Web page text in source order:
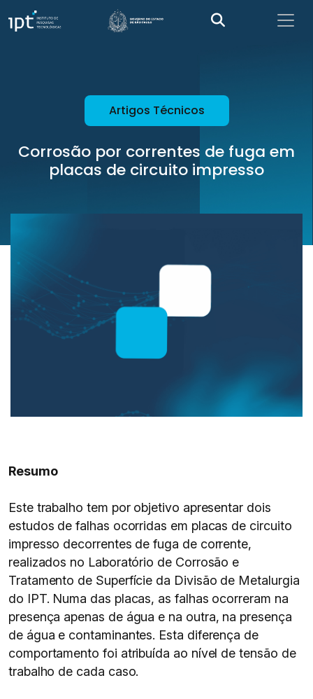
Artigos Técnicos
Corrosão por correntes de fuga em
placas de circuito impresso
Resumo
Este trabalho tem por objetivo apresentar dois
estudos de falhas ocorridas em placas de circuito
impresso decorrentes de fuga de corrente,
realizados no Laboratório de Corrosão e
Tratamento de Superfície da Divisão de Metalurgia
do IPT. Numa das placas, as falhas ocorreram na
presença apenas de água e na outra, na presença
de água e contaminantes. Esta diferença de
comportamento foi atribuída ao nível de tensão de
trabalho de cada caso.